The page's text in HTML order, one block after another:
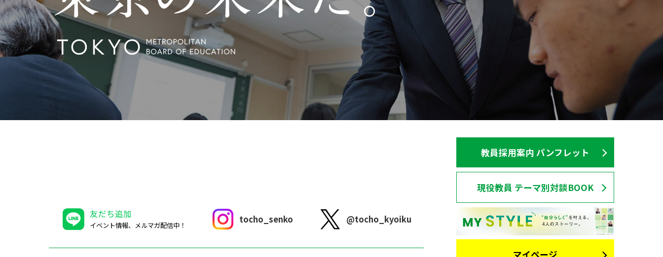
友だち追加
イベント情報、メルマガ配信中！
tocho_senko @tocho_kyoiku
教員採用案内 パンフレット
現役教員 テーマ別対談BOOK
マイページ